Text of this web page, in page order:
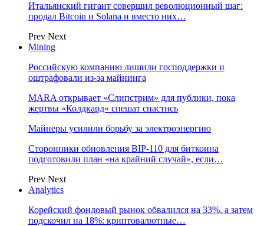
Итальянский гигант совершил революционный шаг:
продал Bitcoin и Solana и вместо них…
Prev Next
Mining
Российскую компанию лишили господдержки и
оштрафовали из-за майнинга
MARA открывает «Слипстрим» для публики, пока
жертвы «Колдкард» спешат спастись
Майнеры усилили борьбу за электроэнергию
Сторонники обновления BIP-110 для биткоина
подготовили план «на крайний случай», если…
Prev Next
Analytics
Корейский фондовый рынок обвалился на 33%, а затем
подскочил на 18%: криптовалютные…